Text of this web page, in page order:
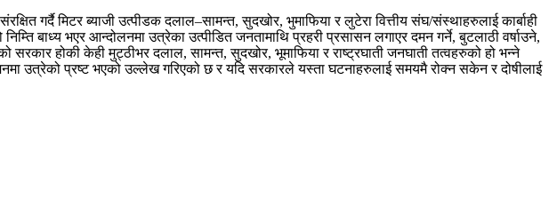
गर्दै मिटर ब्याजी उत्पीडक दलाल–सामन्त, सुदखोर, भुमाफिया र लुटेरा वित्तीय संघ/संस्थाहरुलाई कार्बाही
बाध्य भएर आन्दोलनमा उत्रेका उत्पीडित जनतामाथि प्रहरी प्रसासन लगाएर दमन गर्ने, बुटलाठी वर्षाउने,
सरकार होकी केही मुट्ठीभर दलाल, सामन्त, सुदखोर, भूमाफिया र राष्ट्रघाती जनघाती तत्वहरुको हो भन्ने
उत्रेको प्रष्ट भएको उल्लेख गरिएको छ र यदि सरकारले यस्ता घटनाहरुलाई समयमै रोक्न सकेन र दोषीलाई